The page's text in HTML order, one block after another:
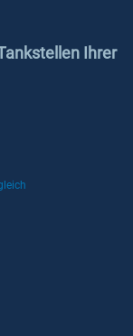
Ihrer